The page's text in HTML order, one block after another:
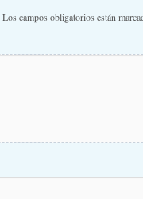
Los campos obligatorios están